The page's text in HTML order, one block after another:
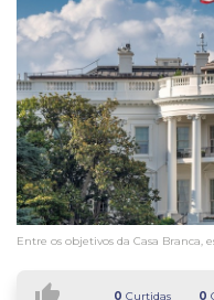
Entre os objetivos da Casa Branca,
thumb_up 0 Curtidas 0